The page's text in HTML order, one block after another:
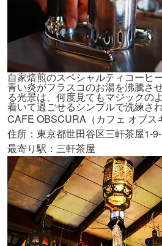
自家焙煎のスペシャルティコーヒ
青い炎がフラスコのお湯を沸騰さ
る光景は、何度見てもマジックの
着いて過ごせるシンプルで洗練さ
CAFE OBSCURA（カフェ オブス
住所：東京都世田谷区三軒茶屋1-
最寄り駅：三軒茶屋